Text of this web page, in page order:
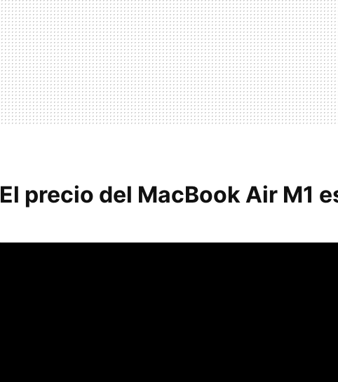
El precio del MacBook Air M1